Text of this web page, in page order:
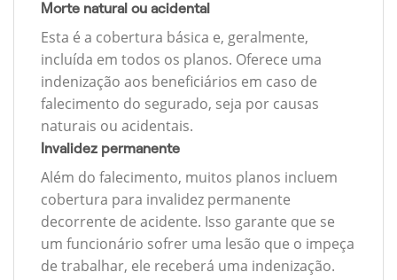
Morte natural ou acidental
Esta é a cobertura básica e, geralmente,
incluída em todos os planos. Oferece uma
indenização aos beneficiários em caso de
falecimento do segurado, seja por causas
naturais ou acidentais.
Invalidez permanente
Além do falecimento, muitos planos incluem
cobertura para invalidez permanente
decorrente de acidente. Isso garante que se
um funcionário sofrer uma lesão que o impeça
de trabalhar, ele receberá uma indenização.